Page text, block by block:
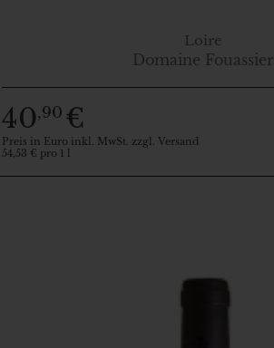
Loire
Domaine Fouassier
40,90 €
Preis in Euro inkl. MwSt. zzgl. Versand
54,53 € pro 1 l